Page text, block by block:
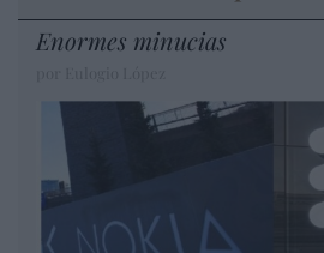
Enormes minucias